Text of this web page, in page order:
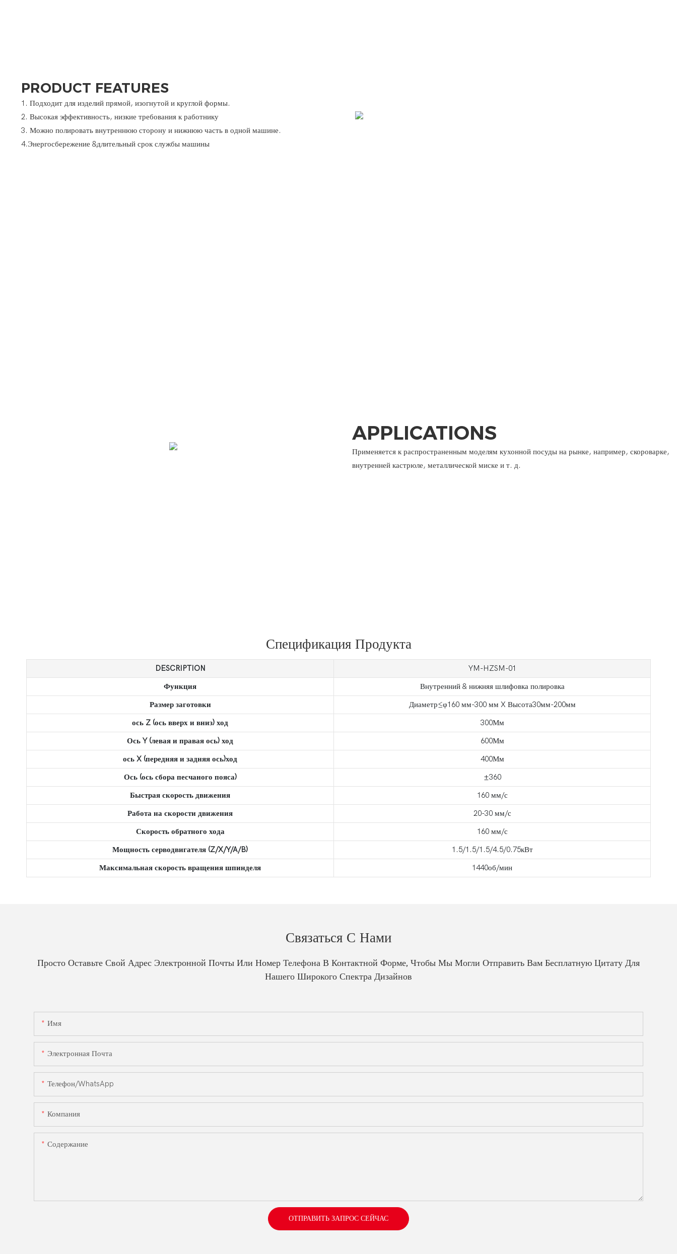
PRODUCT FEATURES
1. Подходит для изделий прямой, изогнутой и круглой формы.
2. Высокая эффективность, низкие требования к работнику
3. Можно полировать внутреннюю сторону и нижнюю часть в одной машине.
4.Энергосбережение &длительный срок службы машины
APPLICATIONS
Применяется к распространенным моделям кухонной посуды на рынке, например, скороварке,
внутренней кастрюле, металлической миске и т. д.
Спецификация Продукта
DESCRIPTION
YM-HZSM-01
Функция
Внутренний & нижняя шлифовка полировка
Размер заготовки
Диаметр≤φ160 мм-300 мм X Высота30мм-200мм
ось Z (ось вверх и вниз) ход
300Мм
Ось Y (левая и правая ось) ход
600Мм
ось X (передняя и задняя ось)ход
400Мм
Ось (ось сбора песчаного пояса)
±360
Быстрая скорость движения
160 мм/с
Работа на скорости движения
20-30 мм/с
Скорость обратного хода
160 мм/с
Мощность серводвигателя (Z/X/Y/A/B)
1.5/1.5/1.5/4.5/0.75кВт
Максимальная скорость вращения шпинделя
1440об/мин
Связаться С Нами
Просто Оставьте Свой Адрес Электронной Почты Или Номер Телефона В Контактной Форме, Чтобы Мы Могли Отправить Вам Бесплатную Цитату Для
Нашего Широкого Спектра Дизайнов
Имя
Электронная Почта
Телефон/WhatsApp
Компания
Содержание
ОТПРАВИТЬ ЗАПРОС СЕЙЧАС